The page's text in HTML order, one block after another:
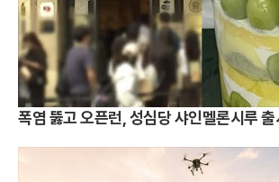
폭염 뚫고 오픈런, 성심당 샤인멜론시루 출